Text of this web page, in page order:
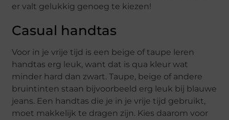
er valt gelukkig genoeg te kiezen!
Casual handtas
Voor in je vrije tijd is een beige of taupe leren
handtas erg leuk, want dat is qua kleur wat
minder hard dan zwart. Taupe, beige of andere
bruintinten staan bijvoorbeeld erg leuk bij blauwe
jeans. Een handtas die je in je vrije tijd gebruikt,
moet makkelijk te dragen zijn. Kies daarom voor